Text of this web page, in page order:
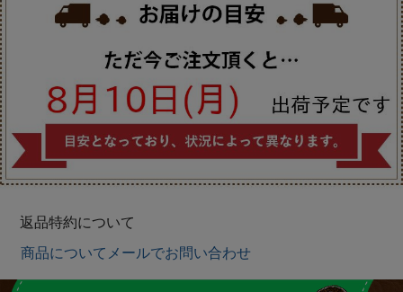
返品特約について
商品についてメールでお問い合わせ